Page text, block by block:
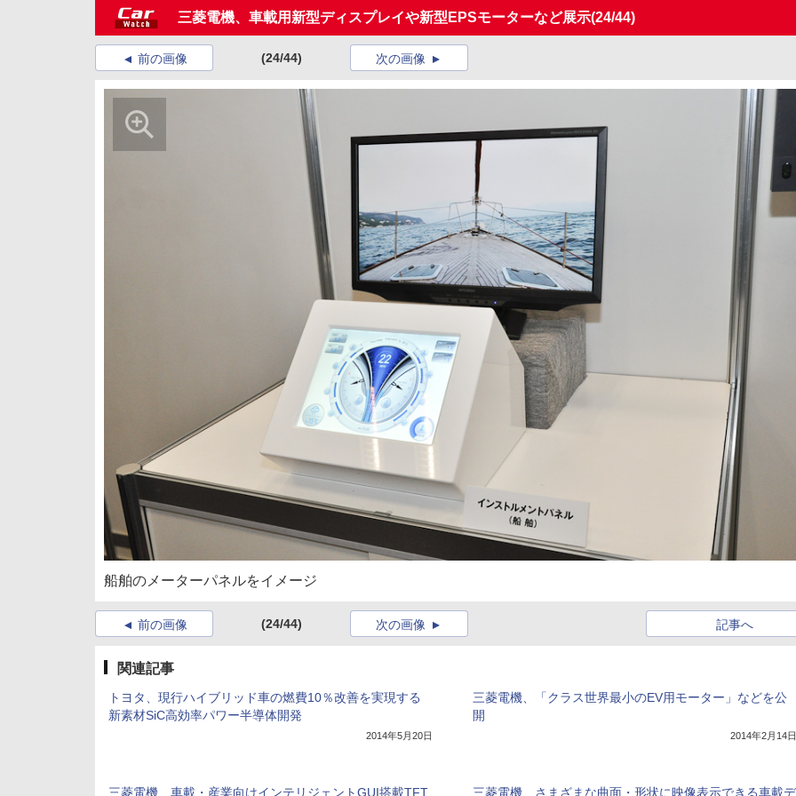
三菱電機、車載用新型ディスプレイや新型EPSモーターなど展示(24/44)
前の画像 (24/44) 次の画像
船舶のメーターパネルをイメージ
前の画像 (24/44) 記事へ
次の画像
関連記事
トヨタ、現行ハイブリッド車の燃費10％改善を実現する
新素材SiC高効率パワー半導体開発
2014年5月20日
三菱電機、「クラス世界最小のEV用モーター」などを公
開
2014年2月14日
三菱電機、車載・産業向けインテリジェントGUI搭載TFT 三菱電機、さまざまな曲面・形状に映像表示できる車載デ